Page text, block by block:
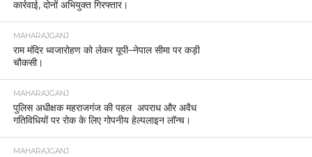
कार्रवाई, दोनों अभियुक्त गिरफ्तार।
MAHARAJGANJ
राम मंदिर ध्वजारोहण को लेकर यूपी–नेपाल सीमा पर कड़ी
चौकसी।
MAHARAJGANJ
पुलिस अधीक्षक महराजगंज की पहल अपराध और अवैध
गतिविधियों पर रोक के लिए गोपनीय हेल्पलाइन लॉन्च।
MAHARAJGANJ